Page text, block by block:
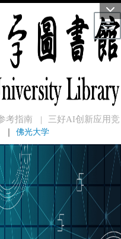
考指南
三好AI创新应用竞
｜ 佛光大学